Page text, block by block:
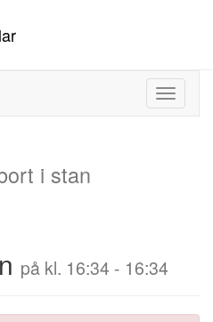
Toggle
i stan
på kl. 16:34 - 16:34